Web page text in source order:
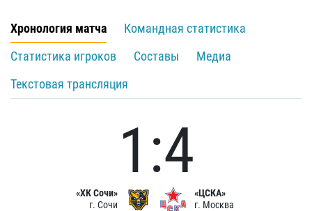
Хронология матча
Командная статистика
Статистика игроков
Составы
Медиа
Текстовая трансляция
«ХК Сочи»
г. Сочи
1:4
«ЦСКА»
г. Москва